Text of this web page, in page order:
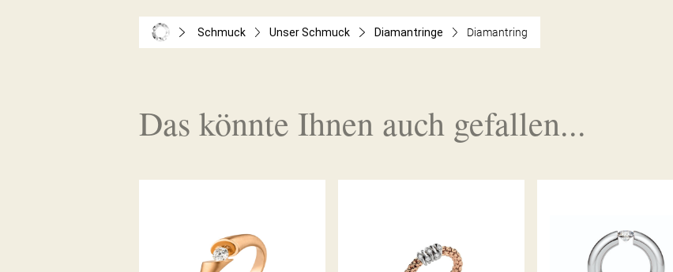
Schmuck Unser Schmuck Diamantringe Diamantring
Das könnte Ihnen auch gefallen...
RING CALLA
KOLLEKTION
SPANNRING RUND